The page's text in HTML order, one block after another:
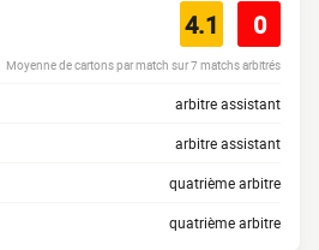
4.1 0
Moyenne de cartons par match sur 7 matchs arbitrés
arbitre assistant
arbitre assistant
quatrième arbitre
quatrième arbitre